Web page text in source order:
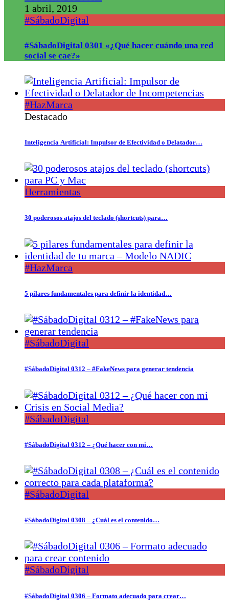
1 abril, 2019
#SábadoDigital
#SábadoDigital 0301 «¿Qué hacer cuándo una red
social se cae?»
#HazMarca
Destacado
Inteligencia Artificial: Impulsor de Efectividad o Delatador…
Herramientas
30 poderosos atajos del teclado (shortcuts) para…
#HazMarca
5 pilares fundamentales para definir la identidad…
#SábadoDigital
#SábadoDigital 0312 – #FakeNews para generar tendencia
#SábadoDigital
#SábadoDigital 0312 – ¿Qué hacer con mi…
#SábadoDigital
#SábadoDigital 0308 – ¿Cuál es el contenido…
#SábadoDigital
#SábadoDigital 0306 – Formato adecuado para crear…